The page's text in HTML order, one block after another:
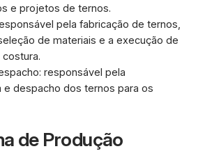
e projetos de ternos.
pela fabricação de ternos,
de materiais e a execução de
responsável pela
e despacho dos ternos para os
de Produção